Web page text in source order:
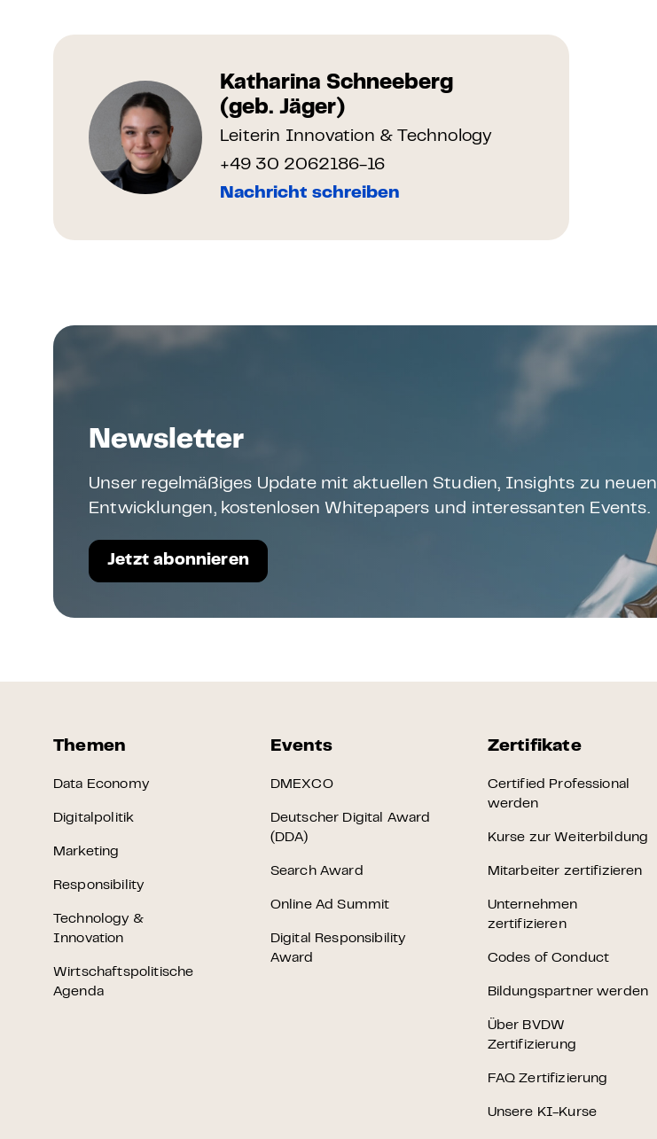
Katharina Schneeberg
(geb. Jäger)
Leiterin Innovation & Technology
+49 30 2062186-16
Nachricht schreiben
Newsletter
Unser regelmäßiges Update mit aktuellen Studien, Insights zu neuen
Entwicklungen, kostenlosen Whitepapers und interessanten Events.
Jetzt abonnieren
Themen
Data Economy
Digitalpolitik
Marketing
Responsibility
Technology &
Innovation
Wirtschaftspolitische
Agenda
Events
DMEXCO
Deutscher Digital Award
(DDA)
Search Award
Online Ad Summit
Digital Responsibility
Award
Zertifikate
Certified Professional
werden
Kurse zur Weiterbildung
Mitarbeiter zertifizieren
Unternehmen
zertifizieren
Codes of Conduct
Bildungspartner werden
Über BVDW
Zertifizierung
FAQ Zertifizierung
Unsere KI-Kurse